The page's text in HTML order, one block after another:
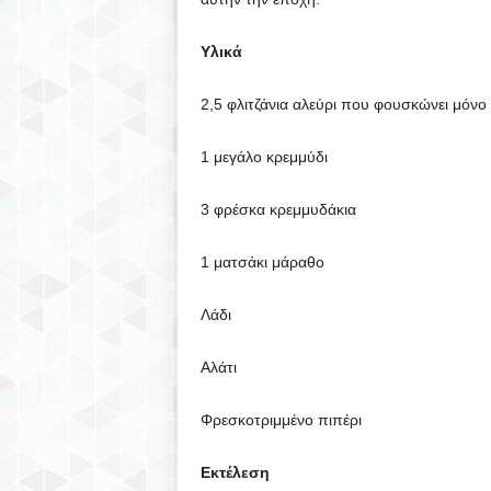
Υλικά
2,5 φλιτζάνια αλεύρι που φουσκώνει μόνο
1 μεγάλο κρεμμύδι
3 φρέσκα κρεμμυδάκια
1 ματσάκι μάραθο
Λάδι
Αλάτι
Φρεσκοτριμμένο πιπέρι
Εκτέλεση